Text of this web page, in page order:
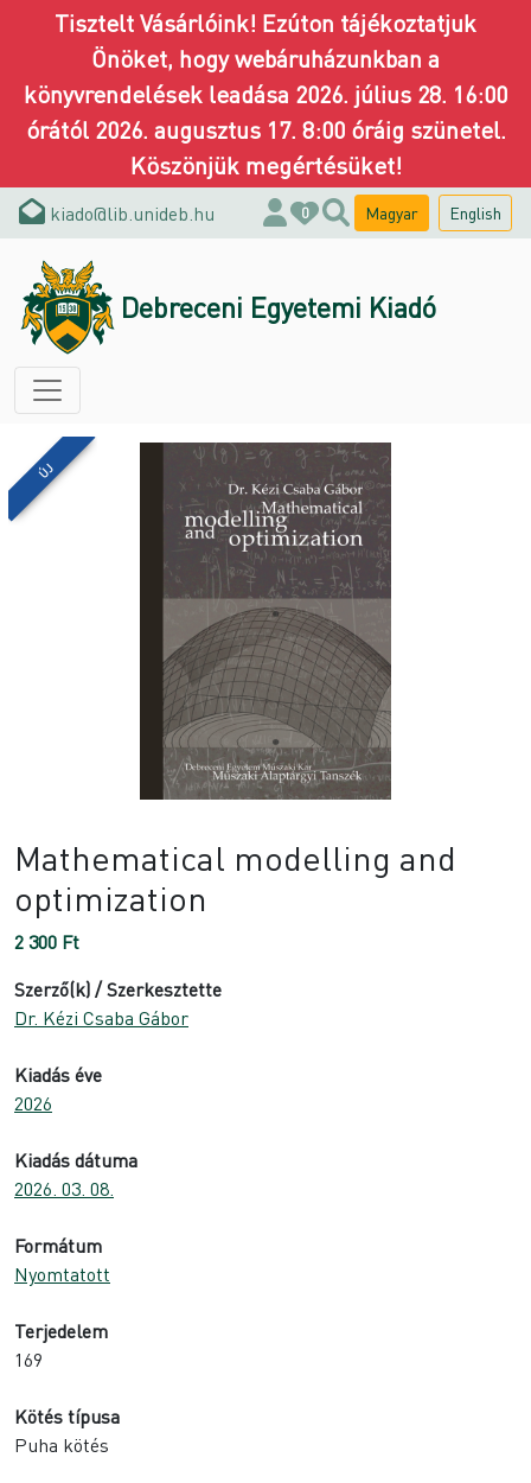
Tisztelt Vásárlóink! Ezúton tájékoztatjuk
Önöket, hogy webáruházunkban a
könyvrendelések leadása 2026. július 28. 16:00
órától 2026. augusztus 17. 8:00 óráig szünetel.
Köszönjük megértésüket!
kiado@lib.unideb.hu 0 Magyar English
Debreceni Egyetemi Kiadó
ÚJ
Mathematical modelling and
optimization
2 300 Ft
Szerző(k) / Szerkesztette
Dr. Kézi Csaba Gábor
Kiadás éve
2026
Kiadás dátuma
2026. 03. 08.
Formátum
Nyomtatott
Terjedelem
169
Kötés típusa
Puha kötés